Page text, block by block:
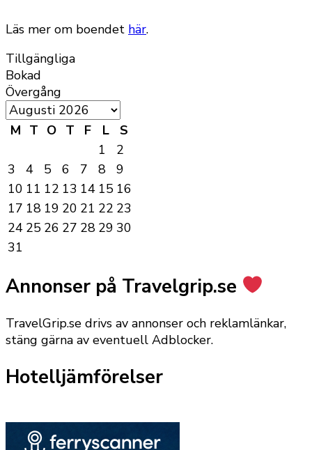
Läs mer om boendet här.
Tillgängliga
Bokad
Övergång
M T O T F L
S
1
2
3
4 5 6 7 8
9
10 11 12 13 14 15 16
17 18 19 20 21 22 23
24 25 26 27 28 29 30
31
Annonser på Travelgrip.se
TravelGrip.se drivs av annonser och reklamlänkar,
stäng gärna av eventuell Adblocker.
Hotelljämförelser